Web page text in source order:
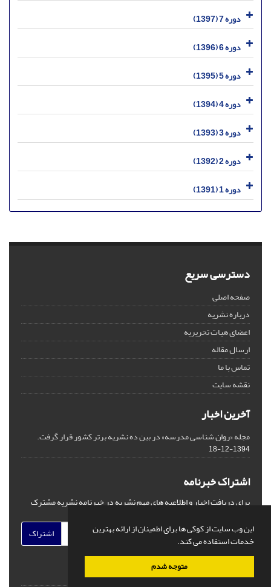
این وب سایت از کوکی ها برای اطمینان از ارائه بهترین
خدمات استفاده می کند.
متوجه شدم
دوره 7 (1397)
دوره 6 (1396)
دوره 5 (1395)
دوره 4 (1394)
دوره 3 (1393)
دوره 2 (1392)
دوره 1 (1391)
دسترسی سریع
صفحه اصلی
درباره نشریه
اعضای هیات تحریریه
ارسال مقاله
تماس با ما
نقشه سایت
آخرین اخبار
مجله «روان شناسی مدرسه» در بین ده نشریه برتر کشور قرار گرفت.
1394-12-18
اشتراک خبرنامه
برای دریافت اخبار و اطلاعیه های مهم نشریه در خبرنامه نشریه مشترک
اشتراک